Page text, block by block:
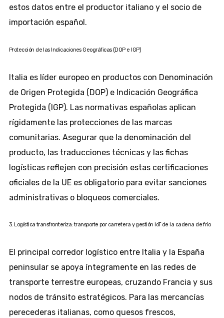
estos datos entre el productor italiano y el socio de
importación español.
Protección de las Indicaciones Geográficas (DOP e IGP)
Italia es líder europeo en productos con Denominación
de Origen Protegida (DOP) e Indicación Geográfica
Protegida (IGP). Las normativas españolas aplican
rígidamente las protecciones de las marcas
comunitarias. Asegurar que la denominación del
producto, las traducciones técnicas y las fichas
logísticas reflejen con precisión estas certificaciones
oficiales de la UE es obligatorio para evitar sanciones
administrativas o bloqueos comerciales.
3. Logística transfronteriza: transporte por carretera y gestión IoT de la cadena de frío
El principal corredor logístico entre Italia y la España
peninsular se apoya íntegramente en las redes de
transporte terrestre europeas, cruzando Francia y sus
nodos de tránsito estratégicos. Para las mercancías
perecederas italianas, como quesos frescos,